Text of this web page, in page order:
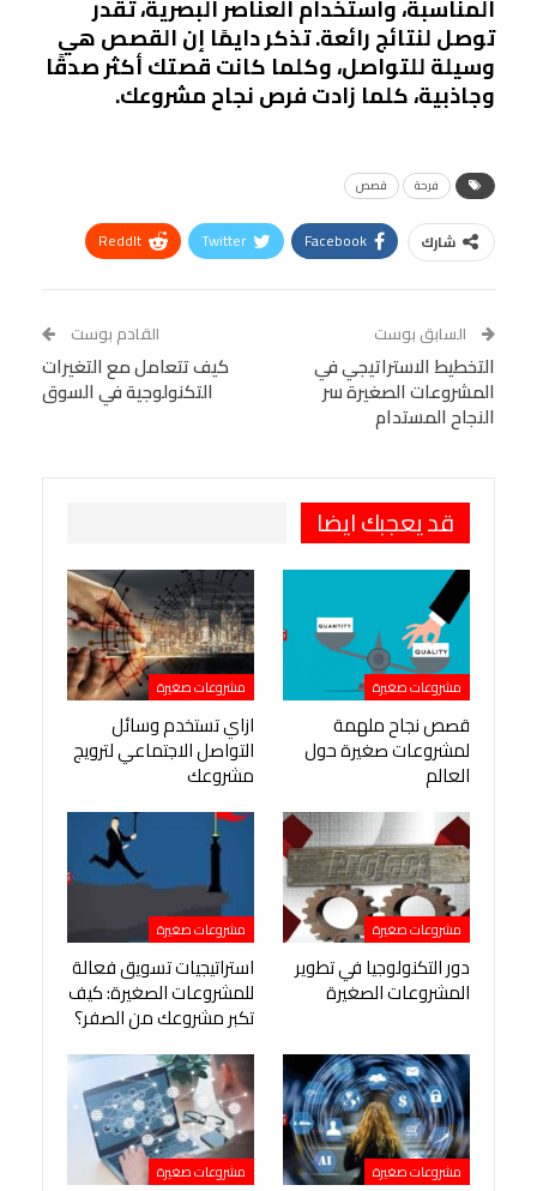
المناسبة، واستخدام العناصر البصرية، تقدر
توصل لنتائج رائعة. تذكر دايمًا إن القصص هي
وسيلة للتواصل، وكلما كانت قصتك أكثر صدقًا
وجاذبية، كلما زادت فرص نجاح مشروعك.
فرحة قصص
شارك Facebook
Twitter
ReddIt
البريد الإلكتروني
StumbleUpon
VK
Digg
LINE
BlackBerry
Viber
السابق بوست
التخطيط الاستراتيجي في
المشروعات الصغيرة سر
النجاح المستدام
القادم بوست
كيف تتعامل مع التغيرات
التكنولوجية في السوق
قد يعجبك ايضا
مشروعات صغيرة
قصص نجاح ملهمة
لمشروعات صغيرة حول
العالم
مشروعات صغيرة
ازاي تستخدم وسائل
التواصل الاجتماعي لترويج
مشروعك
مشروعات صغيرة
دور التكنولوجيا في تطوير
المشروعات الصغيرة
مشروعات صغيرة
استراتيجيات تسويق فعالة
للمشروعات الصغيرة: كيف
تكبر مشروعك من الصفر؟
مشروعات صغيرة مشروعات صغيرة